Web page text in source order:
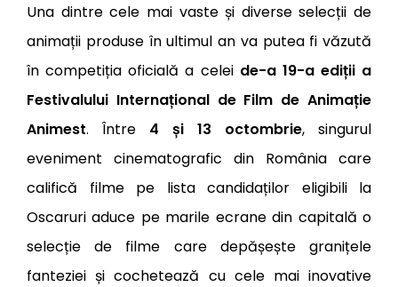
Una dintre cele mai vaste și diverse selecții de
animații produse în ultimul an va putea fi văzută
în competiția oficială a celei de-a 19-a ediții a
Festivalului Internațional de Film de Animație
Animest. Între 4 și 13 octombrie, singurul
eveniment cinematografic din România care
califică filme pe lista candidaților eligibili la
Oscaruri aduce pe marile ecrane din capitală o
selecție de filme care depășește granițele
fanteziei și cochetează cu cele mai inovative